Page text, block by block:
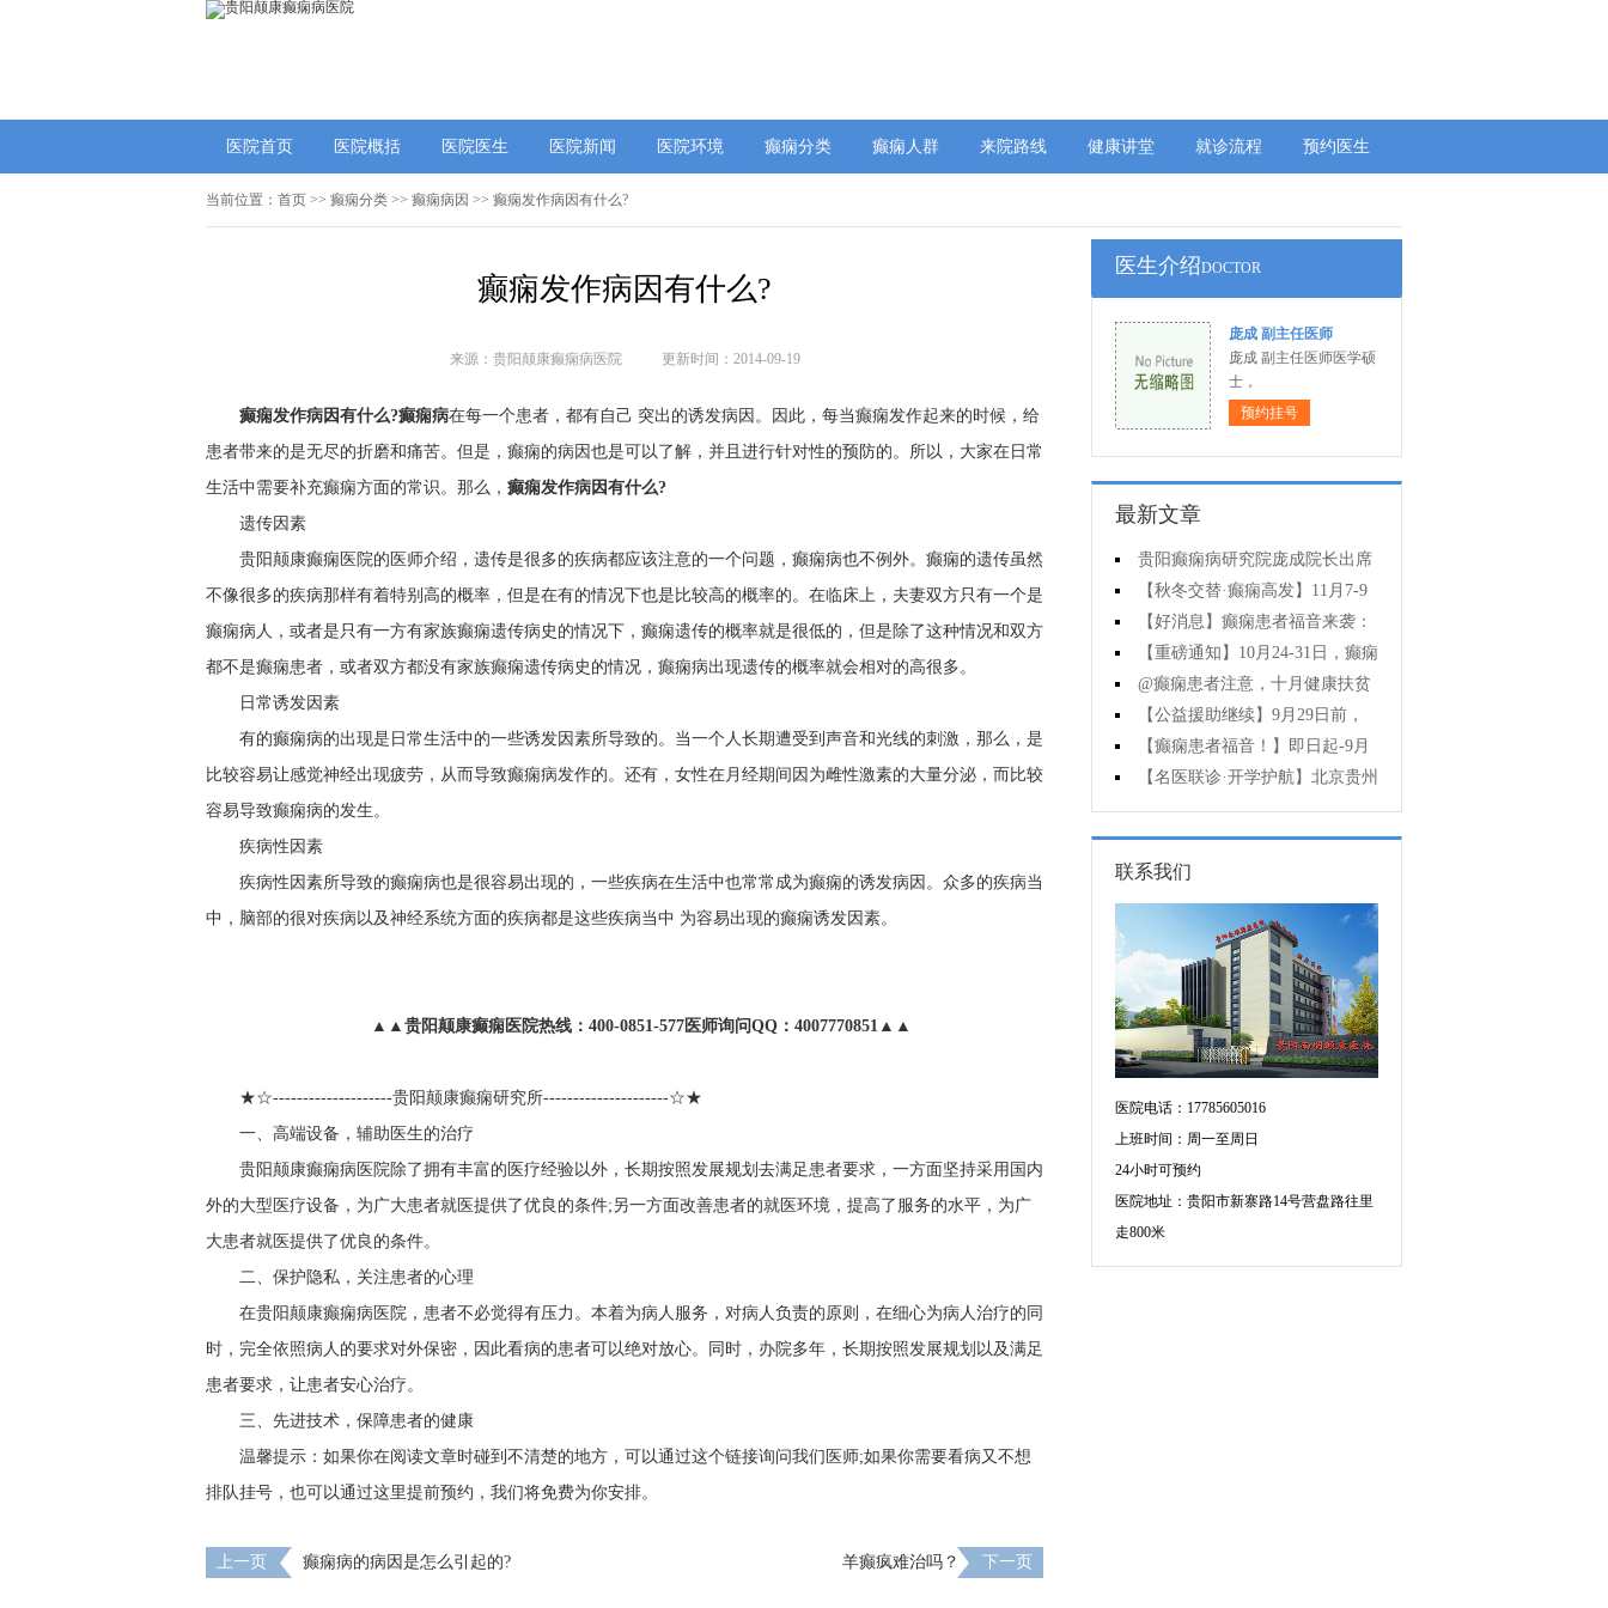
医院首页 医院概括 医院医生 医院新闻 医院环境 癫痫分类 癫痫人群 来院路线 健康讲堂 就诊流程 预约医生
当前位置： 首页 >> 癫痫分类 >> 癫痫病因 >> 癫痫发作病因有什么?
癫痫发作病因有什么?
来源：贵阳颠康癫痫病医院 更新时间：2014-09-19
癫痫发作病因有什么?癫痫病在每一个患者，都有自己 突出的诱发病因。因此，每当癫痫发作起来的时候，给
患者带来的是无尽的折磨和痛苦。但是，癫痫的病因也是可以了解，并且进行针对性的预防的。所以，大家在日常
生活中需要补充癫痫方面的常识。那么， 癫痫发作病因有什么?
遗传因素
贵阳颠康癫痫医院的医师介绍，遗传是很多的疾病都应该注意的一个问题，癫痫病也不例外。癫痫的遗传虽然
不像很多的疾病那样有着特别高的概率，但是在有的情况下也是比较高的概率的。在临床上，夫妻双方只有一个是
癫痫病人，或者是只有一方有家族癫痫遗传病史的情况下，癫痫遗传的概率就是很低的，但是除了这种情况和双方
都不是癫痫患者，或者双方都没有家族癫痫遗传病史的情况，癫痫病出现遗传的概率就会相对的高很多。
日常诱发因素
有的癫痫病的出现是日常生活中的一些诱发因素所导致的。当一个人长期遭受到声音和光线的刺激，那么，是
比较容易让感觉神经出现疲劳，从而导致癫痫病发作的。还有，女性在月经期间因为雌性激素的大量分泌，而比较
容易导致癫痫病的发生。
疾病性因素
疾病性因素所导致的癫痫病也是很容易出现的，一些疾病在生活中也常常成为癫痫的诱发病因。众多的疾病当
中，脑部的很对疾病以及神经系统方面的疾病都是这些疾病当中 为容易出现的癫痫诱发因素。
▲▲贵阳颠康癫痫医院热线：400-0851-577医师询问QQ：4007770851▲▲
★☆--------------------贵阳颠康癫痫研究所---------------------☆★
一、高端设备，辅助医生的治疗
贵阳颠康癫痫病医院除了拥有丰富的医疗经验以外，长期按照发展规划去满足患者要求，一方面坚持采用国内
外的大型医疗设备，为广大患者就医提供了优良的条件;另一方面改善患者的就医环境，提高了服务的水平，为广
大患者就医提供了优良的条件。
二、保护隐私，关注患者的心理
在贵阳颠康癫痫病医院，患者不必觉得有压力。本着为病人服务，对病人负责的原则，在细心为病人治疗的同
时，完全依照病人的要求对外保密，因此看病的患者可以绝对放心。同时，办院多年，长期按照发展规划以及满足
患者要求，让患者安心治疗。
三、先进技术，保障患者的健康
温馨提示：如果你在阅读文章时碰到不清楚的地方，可以通过这个链接询问我们医师;如果你需要看病又不想
排队挂号，也可以通过这里提前预约，我们将免费为你安排。
上一页 癫痫病的病因是怎么引起的? 羊癫疯难治吗？ 下一页
医生介绍DOCTOR
庞成 副主任医师
庞成 副主任医师医学硕
士，
预约挂号
最新文章
贵阳癫痫病研究院庞成院长出席
第十一届CAAE国际癫痫论坛暨协会
成立20周年庆典
【秋冬交替·癫痫高发】11月7-9
日，超难约的北京三甲名医，携手
贵州专家团共抗癫痫，速约！
【好消息】癫痫患者福音来袭：
万元救助+半价专项检查+京黔专家
免费亲诊，符合条件者速申请！
【重磅通知】10月24-31日，癫痫
病专项检查全额救助+京黔名医免费
亲诊+高达万元补贴，名额有限，速
@癫痫患者注意，十月健康扶贫
救助计划开启，专家免费亲诊+高达
万元治疗救助，速抢名额！
【公益援助继续】9月29日前，
癫痫名医免费亲诊+检查治疗大额援
助持续发放，速约！
【癫痫患者福音！】即日起-9月
15日，专项检查免费+北京三甲知名
专家空降贵阳亲诊，勿错过！
【名医联诊·开学护航】北京贵州
三甲癫痫名医公益亲诊+检查治疗大
额援助，速约！
联系我们
医院电话：17785605016
上班时间：周一至周日
24小时可预约
医院地址：贵阳市新寨路14号营盘路往里
走800米